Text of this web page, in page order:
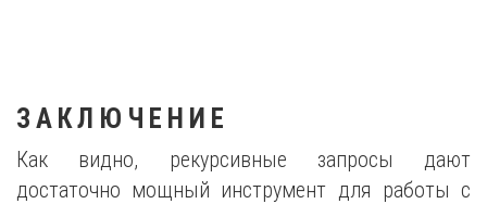
ЗАКЛЮЧЕНИЕ
Как видно, рекурсивные запросы дают
достаточно мощный инструмент для работы с